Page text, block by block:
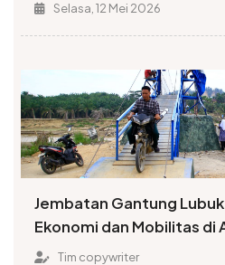
Selasa, 12 Mei 2026
Jembatan Gantung
Ekonomi dan Mobilitas di
Tim copywriter